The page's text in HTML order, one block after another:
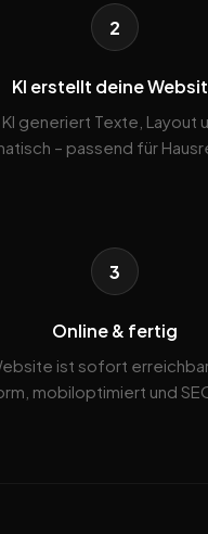
2
KI erstellt deine
generiert Texte, Layout
– passend für
3
Online & fertig
ist sofort
mobiloptimiert und